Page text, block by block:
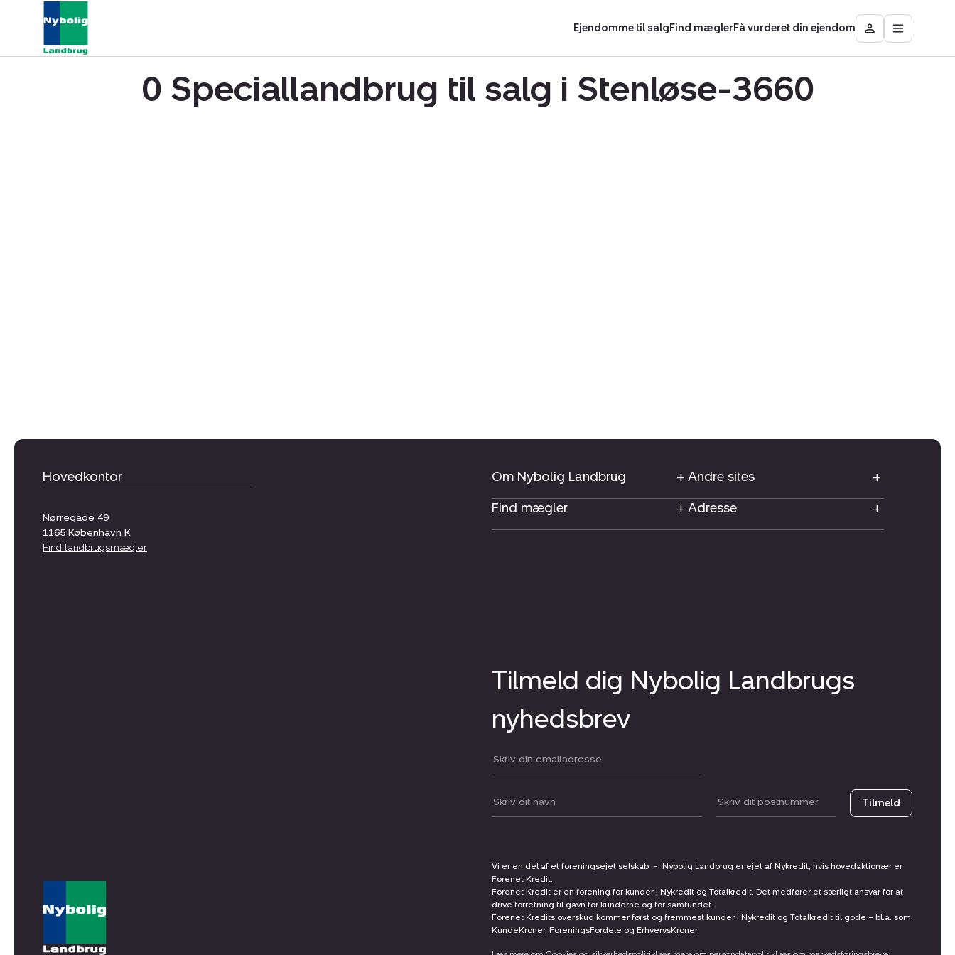
Ejendomme til salgFind mæglerFå vurderet din ejendom
Besøg
Mit
Åbn
0 Speciallandbrug til salg i Stenløse-3660
Hovedkontor
Nørregade 49
1165 København K
Find landbrugsmægler
Om Nybolig Landbrug
Andre sites
Find mægler
Adresse
Tilmeld dig Nybolig Landbrugs
nyhedsbrev
Din email:
Dit navn: Postnummer Tilmeld
Vi er en del af et foreningsejet selskab – Nybolig Landbrug er ejet af Nykredit, hvis hovedaktionær er
Forenet Kredit.
Forenet Kredit er en forening for kunder i Nykredit og Totalkredit. Det medfører et særligt ansvar for at
drive forretning til gavn for kunderne og for samfundet.
Forenet Kredits overskud kommer først og fremmest kunder i Nykredit og Totalkredit til gode – bl.a. som
KundeKroner, ForeningsFordele og ErhvervsKroner.